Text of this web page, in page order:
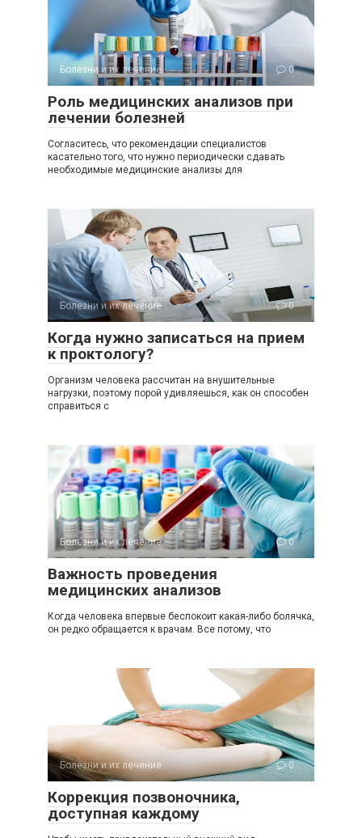
Болезни и их лечение 0
Роль медицинских анализов при
лечении болезней
Согласитесь, что рекомендации специалистов
касательно того, что нужно периодически сдавать
необходимые медицинские анализы для
Болезни и их лечение 0
Когда нужно записаться на прием
к проктологу?
Организм человека рассчитан на внушительные
нагрузки, поэтому порой удивляешься, как он способен
справиться с
Болезни и их лечение 0
Важность проведения
медицинских анализов
Когда человека впервые беспокоит какая-либо болячка,
он редко обращается к врачам. Все потому, что
Болезни и их лечение 0
Коррекция позвоночника,
доступная каждому